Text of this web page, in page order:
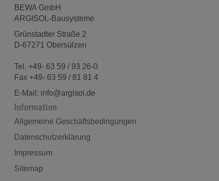
BEWA GmbH
ARGISOL-Bausysteme
Grünstadter Straße 2
D-67271 Obersülzen
Tel. +49- 63 59 / 93 26-0
Fax +49- 63 59 / 81 81 4
E-Mail: info@argisol.de
Information
Allgemeine Geschäftsbedingungen
Datenschutzerklärung
Impressum
Sitemap